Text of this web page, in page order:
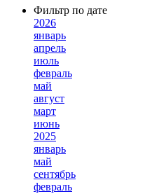
Фильтр по дате
2026
январь
апрель
июль
февраль
май
август
март
июнь
2025
январь
май
сентябрь
февраль